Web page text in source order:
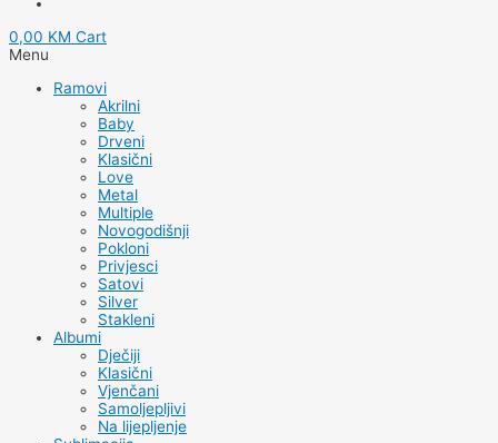
0,00 KM Cart
Menu
Ramovi
Akrilni
Baby
Drveni
Klasični
Love
Metal
Multiple
Novogodišnji
Pokloni
Privjesci
Satovi
Silver
Stakleni
Albumi
Dječiji
Klasični
Vjenčani
Samoljepljivi
Na lijepljenje